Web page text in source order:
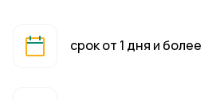
срок от 1 дня и более